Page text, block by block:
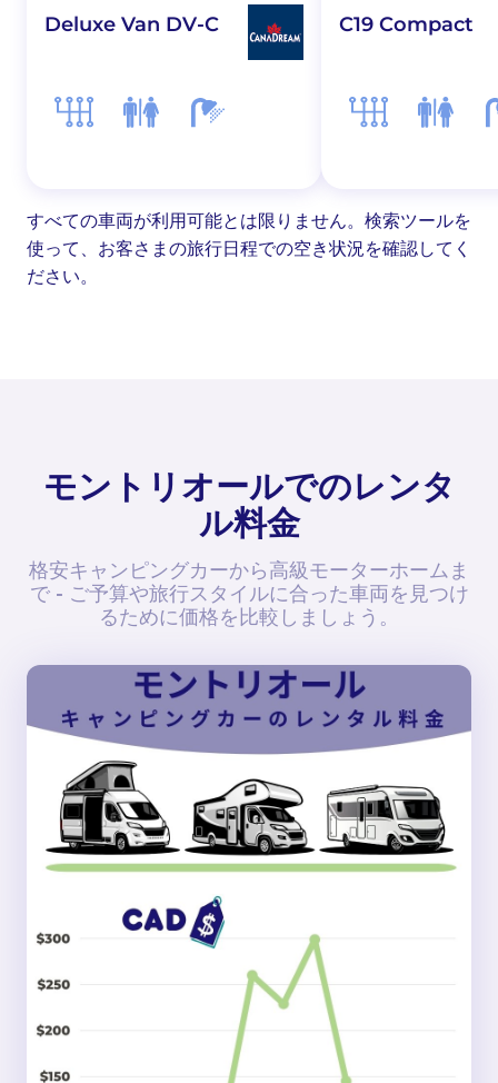
Deluxe Van DV-C C19 Compact
すべての車両が利用可能とは限りません。検索ツールを
使って、お客さまの旅行日程での空き状況を確認してく
ださい。
モントリオールでのレンタ
ル料金
格安キャンピングカーから高級モーターホームま
で - ご予算や旅行スタイルに合った車両を見つけ
るために価格を比較しましょう。